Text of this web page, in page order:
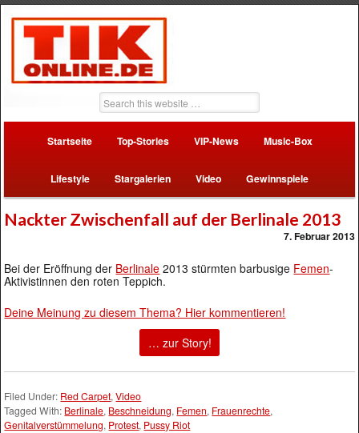
Startseite Top-Stories VIP-News Music-Box
Lifestyle Stargalerien Video Gewinnspiele
Nackter Zwischenfall auf der Berlinale 2013
7. Februar 2013
Bei der Eröffnung der Berlinale 2013 stürmten barbusige Femen-
Aktivistinnen den roten Teppich.
Deine Meinung zu diesem Thema? Hier kommentieren!
… zur Story!
Filed Under: Red Carpet,Video
Tagged With: Berlinale, Beschneidung, Femen, Frauenrechte,
Genitalverstümmelung, Protest, Pussy Riot